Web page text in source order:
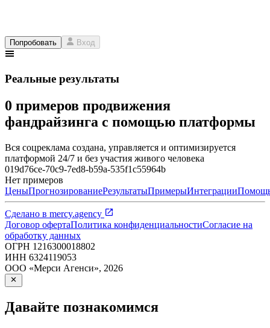
Попробовать Вход
Реальные результаты
0 примеров продвижения
фандрайзинга с помощью платформы
Вся соцреклама создана, управляется и оптимизируется
платформой 24/7 и без участия живого человека
019d76ce-70c9-7ed8-b59a-535f1c55964b
Нет примеров
ЦеныПрогнозированиеРезультатыПримерыИнтеграции
Сделано в mercy.agency
Договор офертаПолитика конфиденциальностиСогласие на
обработку данных
ОГРН 1216300018802
ИНН 6324119053
ООО «Мерси Агенси», 2026
Давайте познакомимся